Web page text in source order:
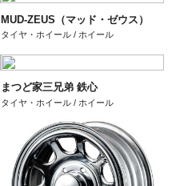
MUD-ZEUS（マッド・ゼウス）
タイヤ・ホイール / ホイール
まつど家三兄弟 鉄心
タイヤ・ホイール / ホイール